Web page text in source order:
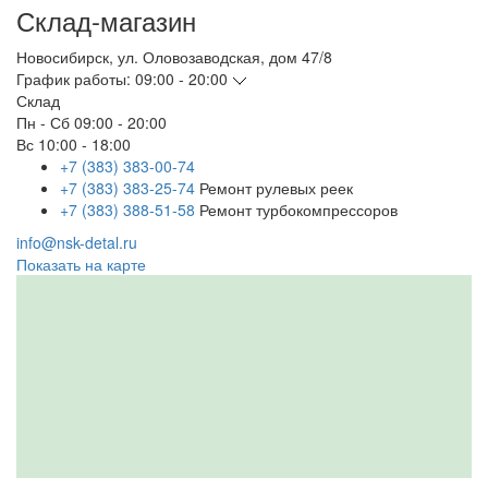
Склад-магазин
Новосибирск, ул. Оловозаводская, дом 47/8
График работы: 09:00 - 20:00
Склад
Пн - Сб 09:00 - 20:00
Вс 10:00 - 18:00
+7 (383) 383-00-74
+7 (383) 383-25-74 Ремонт рулевых реек
+7 (383) 388-51-58 Ремонт турбокомпрессоров
info@nsk-detal.ru
Показать на карте